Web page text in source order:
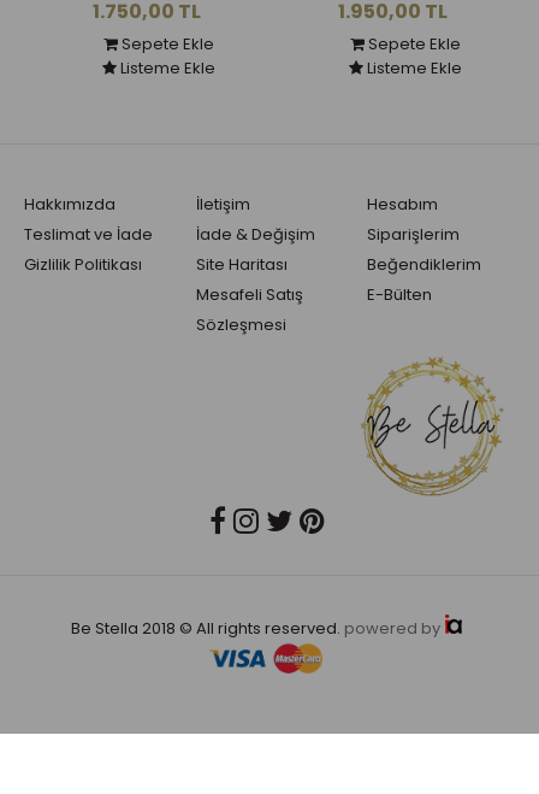
1.750,00 TL
Sepete Ekle
Listeme Ekle
1.950,00 TL
Sepete Ekle
Listeme Ekle
Hakkımızda
Teslimat ve İade
Gizlilik Politikası
İletişim
İade & Değişim
Site Haritası
Mesafeli Satış
Sözleşmesi
Hesabım
Siparişlerim
Beğendiklerim
E-Bülten
Be Stella 2018 © All rights reserved. powered by